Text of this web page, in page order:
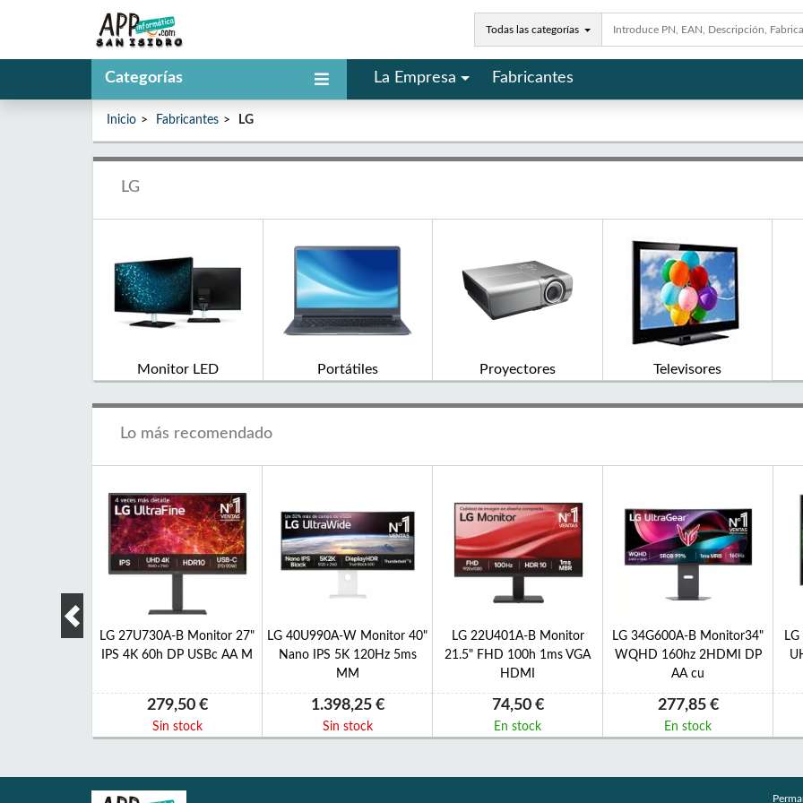
Todas las categorías
Categorías La Empresa Fabricantes
Inicio Fabricantes LG
LG
Monitor LED Portátiles Proyectores Televisores
Lo más recomendado
TV 75"
LG 27U730A-B Monitor 27"
IPS 4K 60h DP USBc AA M
279,50 €
Sin stock
LG 40U990A-W Monitor 40"
Nano IPS 5K 120Hz 5ms
MM
1.398,25 €
Sin stock
LG 22U401A-B Monitor
21.5" FHD 100h 1ms VGA
HDMI
74,50 €
En stock
LG 34G600A-B Monitor34"
WQHD 160hz 2HDMI DP
AA cu
277,85 €
En stock